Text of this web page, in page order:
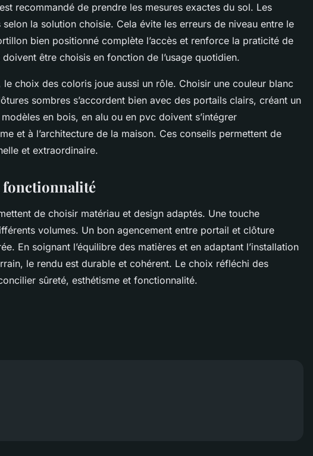
recommandé de prendre les mesures exactes du sol. Les
la solution choisie. Cela évite les erreurs de niveau entre le
bien positionné complète l’accès et renforce la praticité de
doivent être choisis en fonction de l’usage quotidien.
le choix des coloris joue aussi un rôle. Choisir une couleur blanc
sombres s’accordent bien avec des portails clairs, créant un
en bois, en alu ou en pvc doivent s’intégrer
et à l’architecture de la maison. Ces conseils permettent de
et extraordinaire.
de choisir matériau et design adaptés. Une touche
volumes. Un bon agencement entre portail et clôture
En soignant l’équilibre des matières et en adaptant l’installation
le rendu est durable et cohérent. Le choix réfléchi des
sûreté, esthétisme et fonctionnalité.